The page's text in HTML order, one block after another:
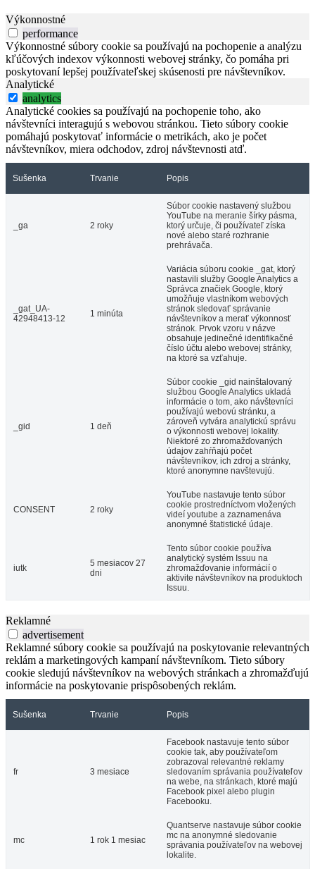
Výkonnostné
performance
Výkonnostné súbory cookie sa používajú na pochopenie a analýzu
kľúčových indexov výkonnosti webovej stránky, čo pomáha pri
poskytovaní lepšej používateľskej skúsenosti pre návštevníkov.
Analytické
analytics
Analytické cookies sa používajú na pochopenie toho, ako
návštevníci interagujú s webovou stránkou. Tieto súbory cookie
pomáhajú poskytovať informácie o metrikách, ako je počet
návštevníkov, miera odchodov, zdroj návštevnosti atď.
Sušenka Trvanie Popis
_ga 2 roky
Súbor cookie nastavený službou
YouTube na meranie šírky pásma,
ktorý určuje, či používateľ získa
nové alebo staré rozhranie
prehrávača.
_gat_UA-
42948413-12
1 minúta
Variácia súboru cookie _gat, ktorý
nastavili služby Google Analytics a
Správca značiek Google, ktorý
umožňuje vlastníkom webových
stránok sledovať správanie
návštevníkov a merať výkonnosť
stránok. Prvok vzoru v názve
obsahuje jedinečné identifikačné
číslo účtu alebo webovej stránky,
na ktoré sa vzťahuje.
_gid 1 deň
Súbor cookie _gid nainštalovaný
službou Google Analytics ukladá
informácie o tom, ako návštevníci
používajú webovú stránku, a
zároveň vytvára analytickú správu
o výkonnosti webovej lokality.
Niektoré zo zhromažďovaných
údajov zahŕňajú počet
návštevníkov, ich zdroj a stránky,
ktoré anonymne navštevujú.
CONSENT 2 roky
YouTube nastavuje tento súbor
cookie prostredníctvom vložených
videí youtube a zaznamenáva
anonymné štatistické údaje.
iutk
5 mesiacov 27
dni
Tento súbor cookie používa
analytický systém Issuu na
zhromažďovanie informácií o
aktivite návštevníkov na produktoch
Issuu.
Reklamné
advertisement
Reklamné súbory cookie sa používajú na poskytovanie relevantných
reklám a marketingových kampaní návštevníkom. Tieto súbory
cookie sledujú návštevníkov na webových stránkach a zhromažďujú
informácie na poskytovanie prispôsobených reklám.
Sušenka Trvanie Popis
fr 3 mesiace
Facebook nastavuje tento súbor
cookie tak, aby používateľom
zobrazoval relevantné reklamy
sledovaním správania používateľov
na webe, na stránkach, ktoré majú
Facebook pixel alebo plugin
Facebooku.
mc 1 rok 1 mesiac
Quantserve nastavuje súbor cookie
mc na anonymné sledovanie
správania používateľov na webovej
lokalite.